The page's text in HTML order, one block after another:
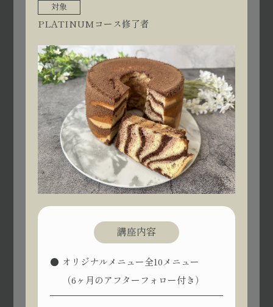
対象
PLATINUMコース修了者
講座内容
オリジナルメニュー全10メニュー
（6ヶ月のアフターフォロー付き）